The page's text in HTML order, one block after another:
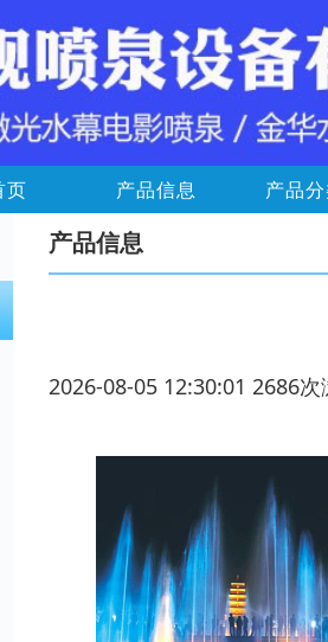
页 产品信息 产品
产品信息
2026-08-05 12:30:01 2686次